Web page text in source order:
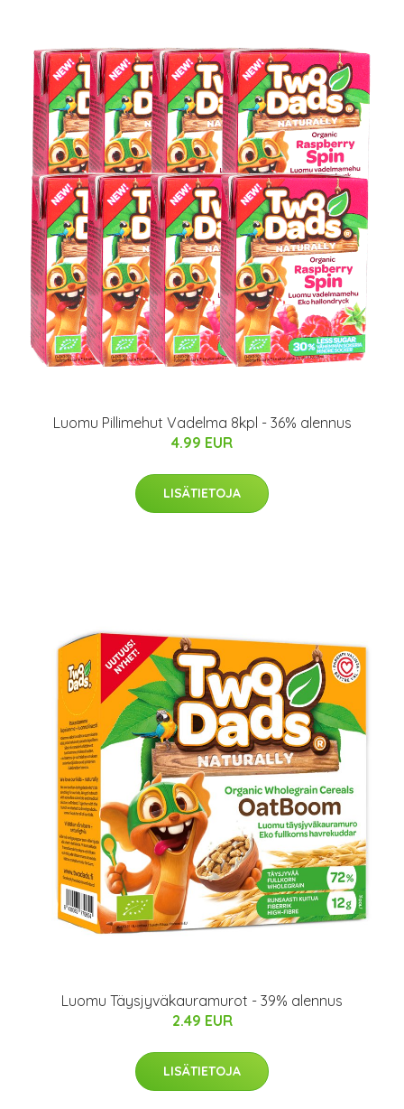
Luomu Pillimehut Vadelma 8kpl - 36% alennus
4.99 EUR
LISÄTIETOJA
Luomu Täysjyväkauramurot - 39% alennus
2.49 EUR
LISÄTIETOJA